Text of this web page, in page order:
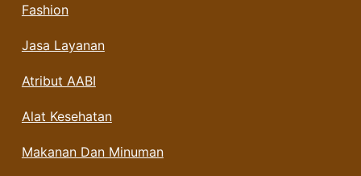
Fashion
Jasa Layanan
Atribut AABI
Alat Kesehatan
Makanan Dan Minuman